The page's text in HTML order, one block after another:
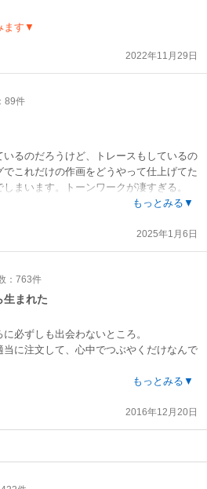
ます▼
2022年11月29日
89件
るのだろうけど、トレースもしているの
これだけの作画をどうやって仕上げてた
まいます。トーンワークが凄すぎる。
が、緻密背景、超絶作画を見たい人にお
もっとみる▼
2025年1月6日
：763件
生まれた
必ずしも出会わないところ。
に注文して、心中でつぶやくだけなんで
面白い。高尚な料理が出てくることもな
もっとみる▼
2016年12月20日